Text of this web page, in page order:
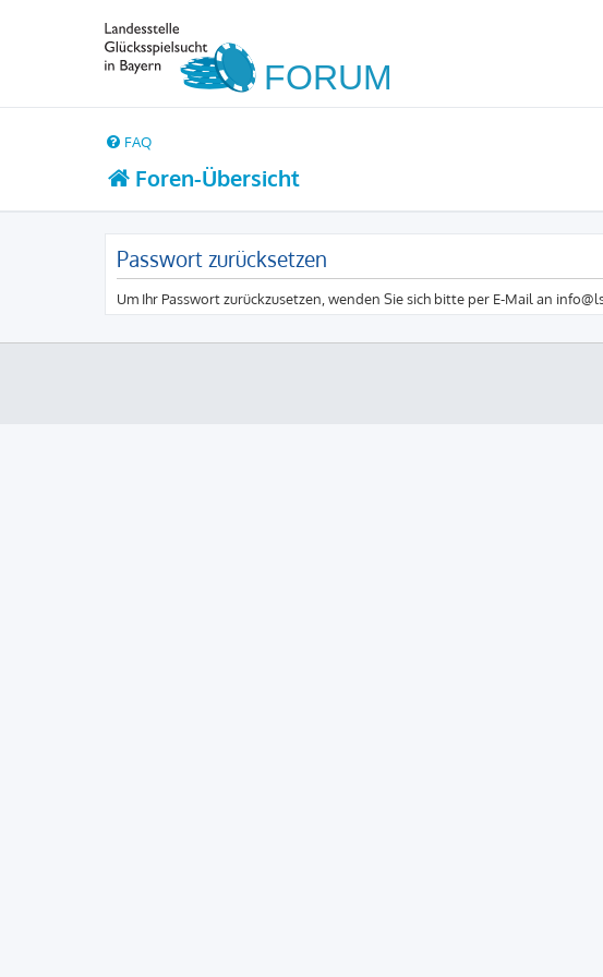
FAQ
Foren-Übersicht
Passwort zurücksetzen
Um Ihr Passwort zurückzusetzen, wenden Sie sich bitte per E-Mail an